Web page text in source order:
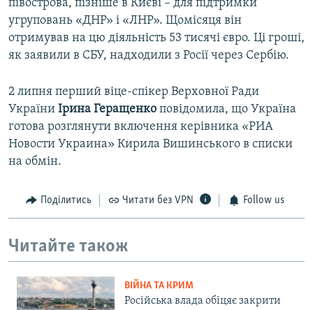
півострова, пізніше в Києві – для підтримки
угруповань «ДНР» і «ЛНР». Щомісяця він
отримував на цю діяльність 53 тисячі євро. Ці гроші,
як заявили в СБУ, надходили з Росії через Сербію.
2 липня перший віце-спікер Верховної Ради
України Ірина Геращенко повідомила, що Україна
готова розглянути включення керівника «РИА
Новости Украина» Кирила Вишинського в списки
на обмін.
Поділитись Читати без VPN Follow us
Читайте також
ВІЙНА ТА КРИМ
Російська влада обіцяє закрити